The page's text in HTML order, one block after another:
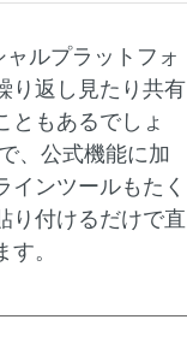
ルプラットフォ
り返し見たり共有
ともあるでしょ
、公式機能に加
インツールもたく
り付けるだけで直
。